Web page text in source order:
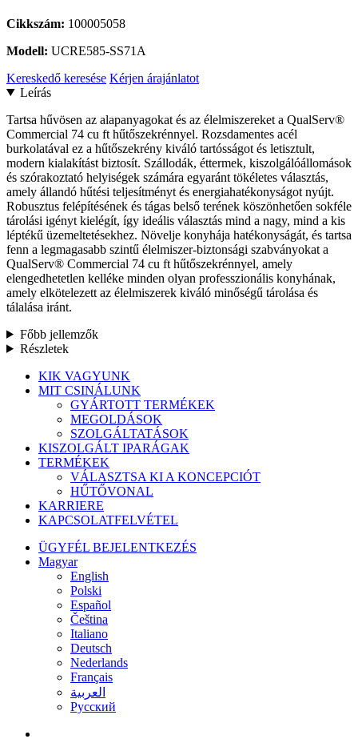
Cikkszám: 100005058
Modell: UCRE585-SS71A
Kereskedő keresése Kérjen árajánlatot
Leírás
Tartsa hűvösen az alapanyagokat és az élelmiszereket a QualServ®
Commercial 74 cu ft hűtőszekrénnyel. Rozsdamentes acél
burkolatával ez a hűtőszekrény kiváló tartósságot és letisztult,
modern kialakítást biztosít. Szállodák, éttermek, kiszolgálóállomások
és szórakoztató helyiségek számára egyaránt tökéletes választás,
amely állandó hűtési teljesítményt és energiahatékonyságot nyújt.
Robusztus felépítésének és tágas belső terének köszönhetően sokféle
tárolási igényt kielégít, így ideális választás mind a nagy, mind a kis
léptékű üzemeltetésekhez. Növelje konyhája hatékonyságát, és tartsa
fenn a legmagasabb szintű élelmiszer-biztonsági szabványokat a
QualServ® Commercial 74 cu ft hűtőszekrénnyel, amely
elengedhetetlen kelléke minden olyan professzionális konyhának,
amely elkötelezett az élelmiszerek kiváló minőségű tárolása és
tálalása iránt.
Főbb jellemzők
Részletek
Menü
bezárása
KIK VAGYUNK
MIT CSINÁLUNK
GYÁRTOTT TERMÉKEK
MEGOLDÁSOK
SZOLGÁLTATÁSOK
KISZOLGÁLT IPARÁGAK
TERMÉKEK
VÁLASZTSA KI A KONCEPCIÓT
HŰTŐVONAL
KARRIERE
KAPCSOLATFELVÉTEL
ÜGYFÉL BEJELENTKEZÉS
Magyar
English
Polski
Español
Čeština
Italiano
Deutsch
Nederlands
Français
العربية‏
Русский